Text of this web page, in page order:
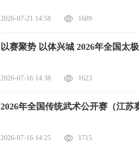
2026-07-21 14:58 1689
以赛聚势 以体兴城 2026年全国太
2026-07-16 14:38 1623
2026年全国传统武术公开赛（江
2026-07-16 14:25 1715